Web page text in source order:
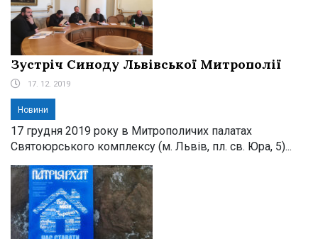
Зустріч Синоду Львівської Митрополії
17. 12. 2019
Новини
17 грудня 2019 року в Митрополичих палатах
Святоюрського комплексу (м. Львів, пл. св. Юра, 5)...